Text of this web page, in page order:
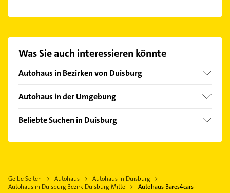
finden Sie alleKontaktdaten.
Was Sie auch interessieren könnte
Autohaus in Bezirken von Duisburg
Bezirk Duisburg-Süd
Bezirk Homberg
Autohaus in der Umgebung
Mülheim an der Ruhr
Moers
Krefeld
Beliebte Suchen in Duisburg
Elektroinstallation
Gelbe Seiten Autohaus
Autohaus in Duisburg
Autohaus in Duisburg Bezirk Duisburg-Mitte
Autohaus Bares4cars